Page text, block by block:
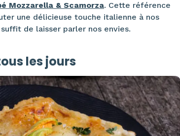
Mozzarella & Scamorza. Cette référence
une délicieuse touche italienne à nos
de laisser parler nos envies.
les jours